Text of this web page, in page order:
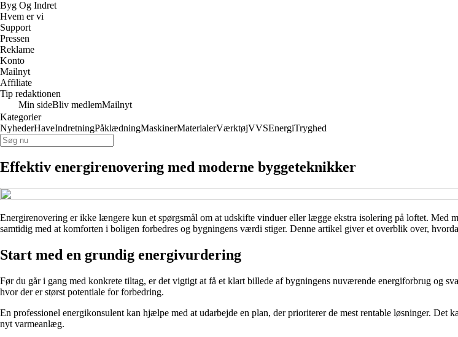
Byg Og Indret
Hvem er vi
Support
Pressen
Reklame
Konto
Mailnyt
Affiliate
Tip redaktionen
Min sideBliv medlemMailnyt
Kategorier
NyhederHaveIndretningPåklædningMaskinerMaterialerVærktøjVVSEnergiTryghed
Effektiv energirenovering med moderne byggeteknikker
Energirenovering er ikke længere kun et spørgsmål om at udskifte vinduer eller lægge ekstra isolering på loftet. Med
samtidig med at komforten i boligen forbedres og bygningens værdi stiger. Denne artikel giver et overblik over,
Start med en grundig energivurdering
Før du går i gang med konkrete tiltag, er det vigtigt at få et klart billede af bygningens nuværende energiforbrug og
hvor der er størst potentiale for forbedring.
En professionel energikonsulent kan hjælpe med at udarbejde en plan, der prioriterer de mest rentable løsninger.
nyt varmeanlæg.